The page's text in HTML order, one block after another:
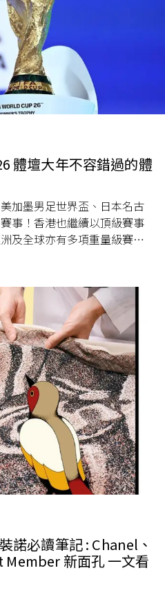
體壇大年不容錯過的體
加墨男足世界盃、日本名古
事！香港也繼續以頂級賽事
及全球亦有多項重量級賽事
諾必讀筆記 : Chanel、
新面孔 一文看